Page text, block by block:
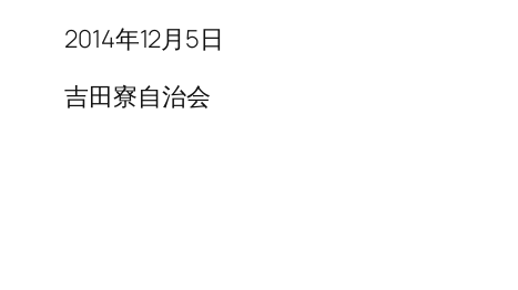
2014年12月5日
吉田寮自治会